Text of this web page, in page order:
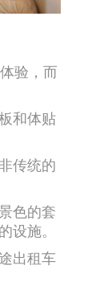
验，而
和体贴
传统的
色的套
设施。
出租车